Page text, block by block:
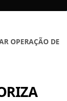
OPERAÇÃO DE